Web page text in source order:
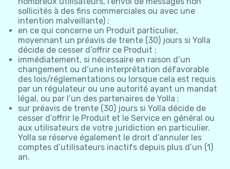
sollicités à des fins commerciales ou avec une
intention malveillante) ;
en ce qui concerne un Produit particulier,
moyennant un préavis de trente (30) jours si Yolla
décide de cesser d’offrir ce Produit ;
immédiatement, si nécessaire en raison d’un
changement ou d’une interprétation défavorable
des lois/réglementations ou lorsque cela est requis
par un régulateur ou une autorité ayant un mandat
légal, ou par l’un des partenaires de Yolla ;
sur préavis de trente (30) jours si Yolla décide de
cesser d’offrir le Produit et le Service en général ou
aux utilisateurs de votre juridiction en particulier.
Yolla se réserve également le droit d’annuler les
comptes d’utilisateurs inactifs depuis plus d’un (1)
an.